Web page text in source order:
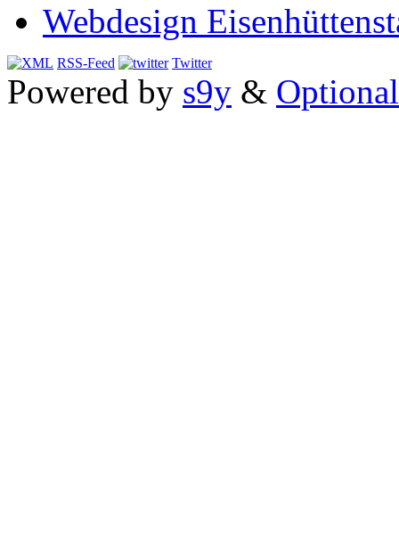
Webdesign
RSS-Feed Twitter
Powered by s9y &